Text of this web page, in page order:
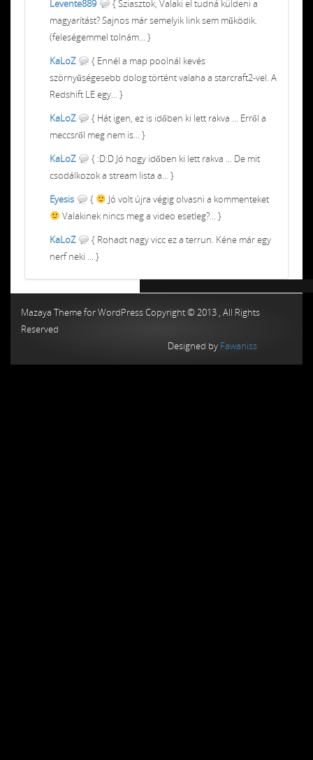
Levente889
{ Sziasztok, Valaki el tudná küldeni a
magyarítást? Sajnos már semelyik link sem működik.
(feleségemmel tolnám... }
KaLoZ
{ Ennél a map poolnál kevés
szörnyűségesebb dolog történt valaha a starcraft2-vel. A
Redshift LE egy... }
KaLoZ
{ Hát igen, ez is időben ki lett rakva ... Erről a
meccsről meg nem is... }
KaLoZ
{ :D:D Jó hogy időben ki lett rakva ... De mit
csodálkozok a stream lista a... }
Eyesis
{
Jó volt újra végig olvasni a kommenteket
Valakinek nincs meg a video esetleg?... }
KaLoZ
{ Rohadt nagy vicc ez a terrun. Kéne már egy
nerf neki ... }
Mazaya Theme for WordPress Copyright © 2013 , All Rights
Reserved
Designed by Fawaniss